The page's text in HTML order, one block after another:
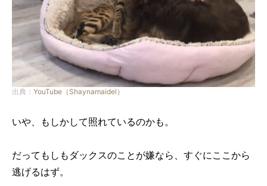
出典： YouTube（Shaynamaidel）
いや、もしかして照れているのかも。
だってもしもダックスのことが嫌なら、すぐにここから
逃げるはず。